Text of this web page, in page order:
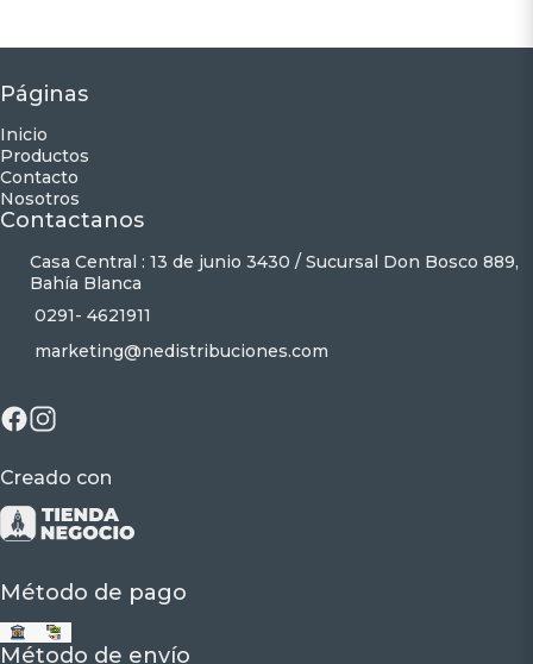
Páginas
Inicio
Productos
Contacto
Nosotros
Contactanos
Casa Central : 13 de junio 3430 / Sucursal Don Bosco 889,
Bahía Blanca
0291- 4621911
marketing@nedistribuciones.com
Creado con
Método de pago
Método de envío